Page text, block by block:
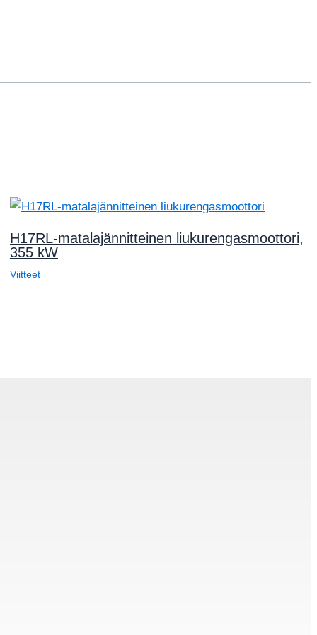
H17RL-matalajännitteinen liukurengasmoottori,
355 kW
Viitteet